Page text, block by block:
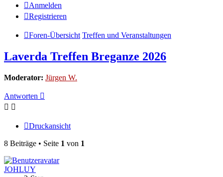
Anmelden
Registrieren
Foren-Übersicht Treffen und Veranstaltungen
Laverda Treffen Breganze 2026
Moderator: Jürgen W.
Antworten
Druckansicht
8 Beiträge • Seite 1 von 1
JOHLUY